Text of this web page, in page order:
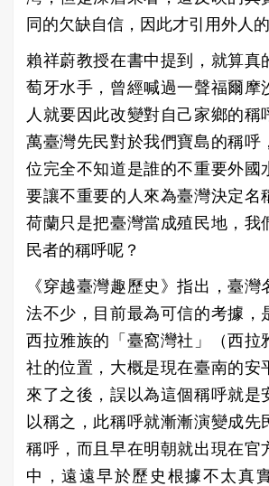
同的欠缺自信，因此才引用外人的
賴祥蔚教授在書中提到，就算真
萄牙水手，曾經喊過一聲福爾摩
人就要因此改變對自己家鄉的稱
萬臺灣先民對於我們寶島的稱呼
位完全不知道是誰的不重要外國
要讓不重要的人來為臺灣決定名
荷蘭只是把臺灣當成殖民地，我
民者的稱呼呢？
《穿越臺灣趣歷史》指出，臺灣
法不少，目前最為可信的考據，
西拉雅族的「臺窩灣社」（西拉
社的位置，大概是現在臺南的安
來了之後，誤以為這個稱呼就是
以稱之，此稱呼就漸漸演變成先
稱呼，而且早在明朝就出現在官
中，遠遠早於歷史根據不太真